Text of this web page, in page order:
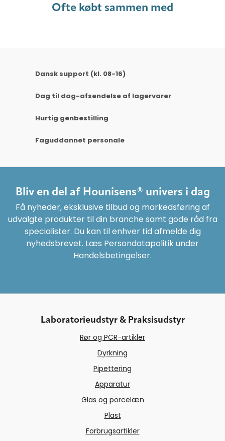
Ofte købt sammen med
Dansk support (kl. 08-16)
Dag til dag-afsendelse af lagervarer
Hurtig genbestilling
Faguddannet personale
Bliv en del af Hounisens® univers i dag
Få nyheder, eksklusive tilbud og markedsføring af
udvalgte produkter til din branche samt gode råd fra
specialister. Du kan til enhver tid afmelde dig
nyhedsbrevet. Læs Persondatapolitik under
Handelsbetingelser.
Laboratorieudstyr & Praksisudstyr
Rør og PCR-artikler
Dyrkning
Pipettering
Apparatur
Glas og porcelæn
Plast
Forbrugsartikler